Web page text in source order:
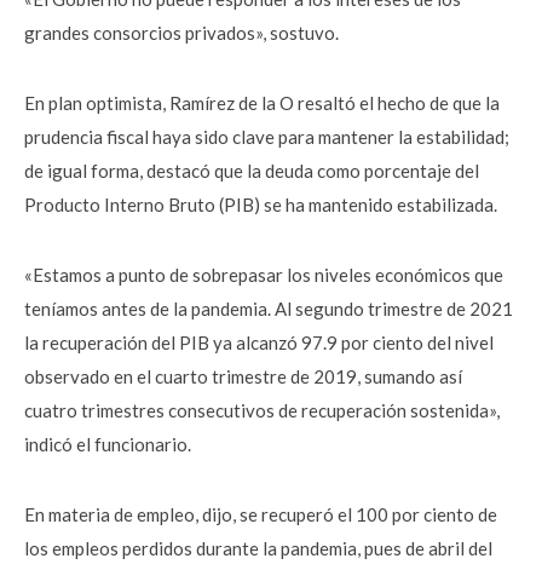
grandes consorcios privados», sostuvo.
En plan optimista, Ramírez de la O resaltó el hecho de que la
prudencia fiscal haya sido clave para mantener la estabilidad;
de igual forma, destacó que la deuda como porcentaje del
Producto Interno Bruto (PIB) se ha mantenido estabilizada.
«Estamos a punto de sobrepasar los niveles económicos que
teníamos antes de la pandemia. Al segundo trimestre de 2021
la recuperación del PIB ya alcanzó 97.9 por ciento del nivel
observado en el cuarto trimestre de 2019, sumando así
cuatro trimestres consecutivos de recuperación sostenida»,
indicó el funcionario.
En materia de empleo, dijo, se recuperó el 100 por ciento de
los empleos perdidos durante la pandemia, pues de abril del